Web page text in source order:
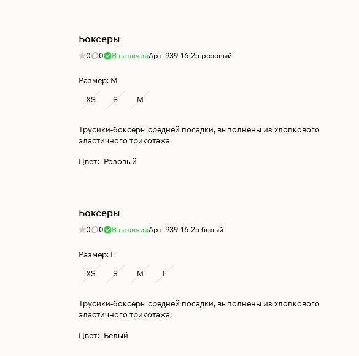
Боксеры
0 0 В наличииАрт. 939-16-25 розовый
Размер: M
XS S M
Трусики-боксеры средней посадки, выполнены из хлопкового
эластичного трикотажа.
Цвет: Розовый
Боксеры
0 0 В наличииАрт. 939-16-25 белый
Размер: L
XS S M L
Трусики-боксеры средней посадки, выполнены из хлопкового
эластичного трикотажа.
Цвет: Белый